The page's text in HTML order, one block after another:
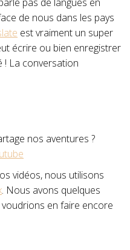
de nous dans les pays
est vraiment un super
écrire ou bien enregistrer
La conversation
nos aventures ?
vidéos, nous utilisons
. Nous avons quelques
voudrions en faire encore